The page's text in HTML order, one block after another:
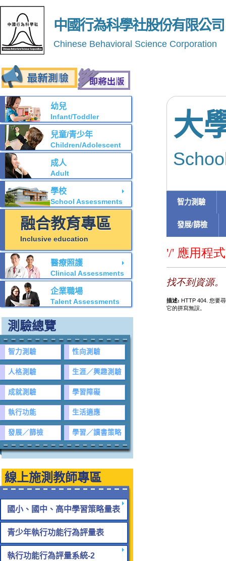
中國行為科學社股份有限公司
Chinese Behavioral Science Corporation
大
智力測驗
發展/篩檢
幼兒
Infant/Toddler
兒童/青少年
Children/Adolescent
成人
Adult
學校
School Assessments
融合教育專區
Inclusive education
醫療照護
Clinical Assessments
企業職場
Talent Assessments
測驗總覽
智力測驗 性向測驗
人格測驗 生涯／興趣測驗
成就測驗 學習障礙
執行功能 生活適應
發展／篩檢 學習／讀書策略
線上施測教師專區
國小、國中、高中學習策略量表
青少年執行功能行為評量表
執行功能行為評量系統-2